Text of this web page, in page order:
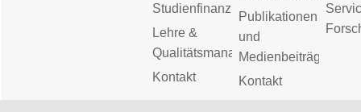
Studienfinanzierung
Lehre &
Qualitätsmanagement
Kontakt
Publikationen
und
Medienbeiträge
Kontakt